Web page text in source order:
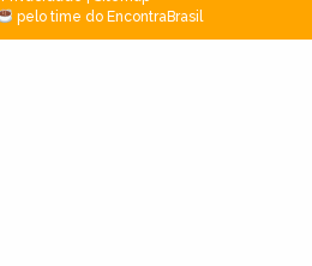
pelo time do EncontraBrasil